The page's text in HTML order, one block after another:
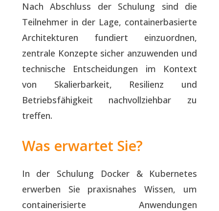
Nach Abschluss der Schulung sind die
Teilnehmer in der Lage, containerbasierte
Architekturen fundiert einzuordnen,
zentrale Konzepte sicher anzuwenden und
technische Entscheidungen im Kontext
von Skalierbarkeit, Resilienz und
Betriebsfähigkeit nachvollziehbar zu
treffen.
Was erwartet Sie?
In der Schulung Docker & Kubernetes
erwerben Sie praxisnahes Wissen, um
containerisierte Anwendungen